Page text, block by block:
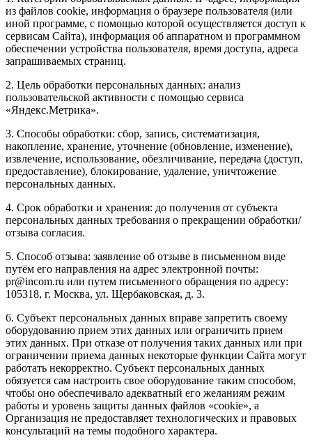
из файлов cookie, информация о браузере пользователя (или
иной программе, с помощью которой осуществляется доступ к
сервисам Сайта), информация об аппаратном и программном
обеспечении устройства пользователя, время доступа, адреса
запрашиваемых страниц.
2. Цель обработки персональных данных: анализ
пользовательской активности с помощью сервиса
«Яндекс.Метрика».
3. Способы обработки: сбор, запись, систематизация,
накопление, хранение, уточнение (обновление, изменение),
извлечение, использование, обезличивание, передача (доступ,
предоставление), блокирование, удаление, уничтожение
персональных данных.
4. Срок обработки и хранения: до получения от субъекта
персональных данных требования о прекращении обработки/
отзыва согласия.
5. Способ отзыва: заявление об отзыве в письменном виде
путём его направления на адрес электронной почты:
pr@incom.ru или путем письменного обращения по адресу:
105318, г. Москва, ул. Щербаковская, д. 3.
6. Субъект персональных данных вправе запретить своему
оборудованию прием этих данных или ограничить прием
этих данных. При отказе от получения таких данных или при
ограничении приема данных некоторые функции Сайта могут
работать некорректно. Субъект персональных данных
обязуется сам настроить свое оборудование таким способом,
чтобы оно обеспечивало адекватный его желаниям режим
работы и уровень защиты данных файлов «cookie», а
Организация не предоставляет технологических и правовых
консультаций на темы подобного характера.